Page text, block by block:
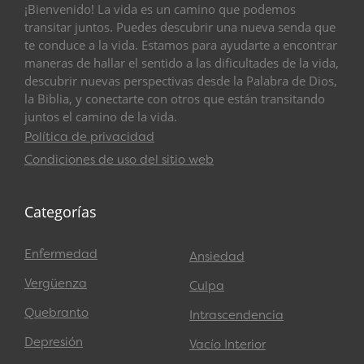
¡Bienvenido! La vida es un camino que podemos
transitar juntos. Puedes descubrir una nueva senda que
te conduce a la vida. Estamos para ayudarte a encontrar
maneras de hallar el sentido a las dificultades de la vida,
descubrir nuevas perspectivas desde la Palabra de Dios,
la Biblia, y conectarte con otros que están transitando
juntos el camino de la vida.
Política de privacidad
Condiciones de uso del sitio web
Categorías
Enfermedad
Vergüenza
Quebranto
Depresión
Ansiedad
Culpa
Intrascendencia
Vacío Interior